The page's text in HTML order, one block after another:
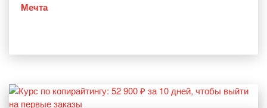
Мечта